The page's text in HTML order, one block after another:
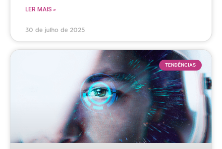
LER MAIS »
30 de julho de 2025
TENDÊNCIAS